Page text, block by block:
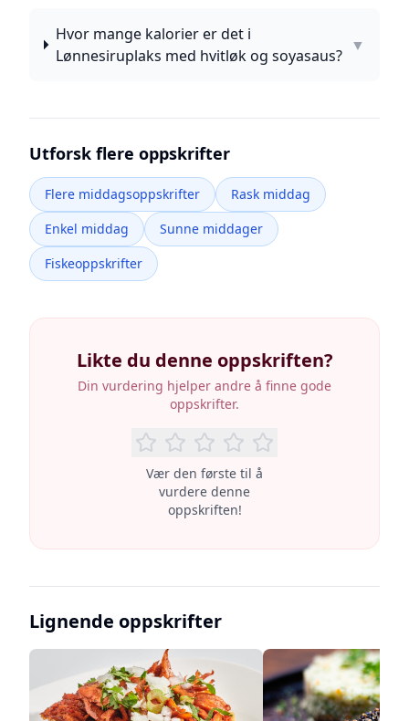
Hvor mange kalorier er det i
Lønnesiruplaks med hvitløk og soyasaus?
▼
Utforsk flere oppskrifter
Flere middagsoppskrifter
Rask middag
Enkel middag
Sunne middager
Fiskeoppskrifter
Likte du denne oppskriften?
Din vurdering hjelper andre å finne gode
oppskrifter.
Vær den første til å
vurdere denne
oppskriften!
Lignende oppskrifter